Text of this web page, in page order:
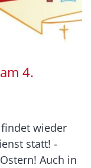
4.
findet wieder
statt! -
Auch in